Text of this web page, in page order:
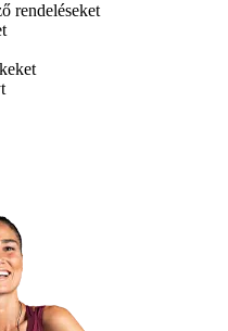
rendeléseket